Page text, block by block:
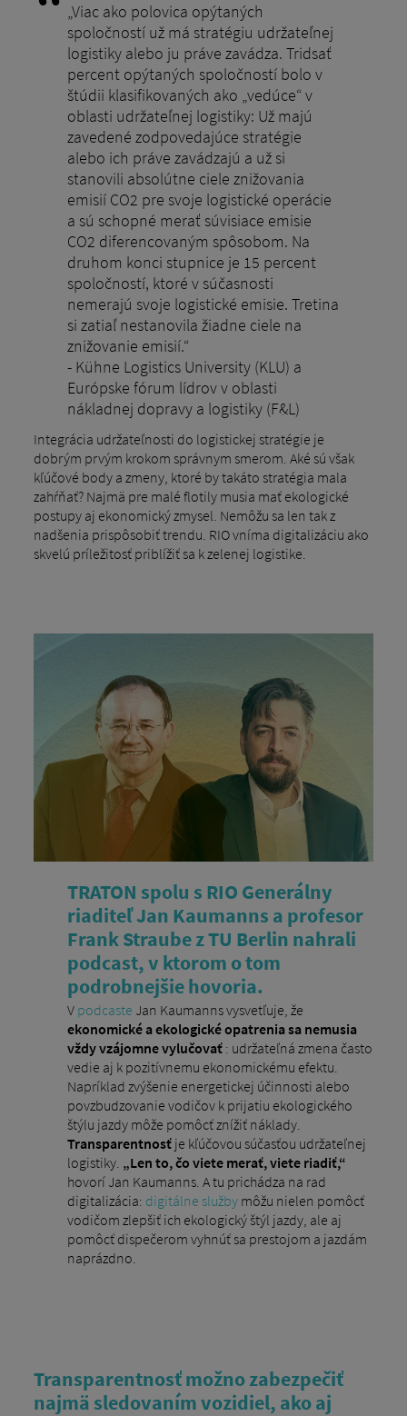
„Viac ako polovica opýtaných
spoločností už má stratégiu udržateľnej
logistiky alebo ju práve zavádza. Tridsať
percent opýtaných spoločností bolo v
štúdii klasifikovaných ako „vedúce“ v
oblasti udržateľnej logistiky: Už majú
zavedené zodpovedajúce stratégie
alebo ich práve zavádzajú a už si
stanovili absolútne ciele znižovania
emisií CO2 pre svoje logistické operácie
a sú schopné merať súvisiace emisie
CO2 diferencovaným spôsobom. Na
druhom konci stupnice je 15 percent
spoločností, ktoré v súčasnosti
nemerajú svoje logistické emisie. Tretina
si zatiaľ nestanovila žiadne ciele na
znižovanie emisií.“
- Kühne Logistics University (KLU) a
Európske fórum lídrov v oblasti
nákladnej dopravy a logistiky (F&L)
Integrácia udržateľnosti do logistickej stratégie je
dobrým prvým krokom správnym smerom. Aké sú však
kľúčové body a zmeny, ktoré by takáto stratégia mala
zahŕňať? Najmä pre malé flotily musia mať ekologické
postupy aj ekonomický zmysel. Nemôžu sa len tak z
nadšenia prispôsobiť trendu. RIO vníma digitalizáciu ako
skvelú príležitosť priblížiť sa k zelenej logistike.
TRATON spolu s RIO Generálny
riaditeľ Jan Kaumanns a profesor
Frank Straube z TU Berlin nahrali
podcast, v ktorom o tom
podrobnejšie hovoria.
V podcaste Jan Kaumanns vysvetľuje, že
ekonomické a ekologické opatrenia sa nemusia
vždy vzájomne vylučovať : udržateľná zmena často
vedie aj k pozitívnemu ekonomickému efektu.
Napríklad zvýšenie energetickej účinnosti alebo
povzbudzovanie vodičov k prijatiu ekologického
štýlu jazdy môže pomôcť znížiť náklady.
Transparentnosť je kľúčovou súčasťou udržateľnej
logistiky. „Len to, čo viete merať, viete riadiť,“
hovorí Jan Kaumanns. A tu prichádza na rad
digitalizácia: digitálne služby môžu nielen pomôcť
vodičom zlepšiť ich ekologický štýl jazdy, ale aj
pomôcť dispečerom vyhnúť sa prestojom a jazdám
naprázdno.
Transparentnosť možno zabezpečiť
najmä sledovaním vozidiel, ako aj